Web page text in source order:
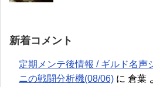
新着コメント
定期メンテ後情報 / ギルド名声
ニの戦闘分析機(08/06) に 倉葉